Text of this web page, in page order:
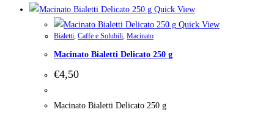
Quick View
Quick View
Bialetti, Caffe e Solubili, Macinato
Macinato Bialetti Delicato 250 g
€4,50
Macinato Bialetti Delicato 250 g